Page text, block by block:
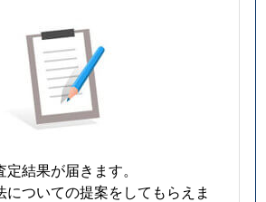
結果が届きます。
についての提案をしてもらえま